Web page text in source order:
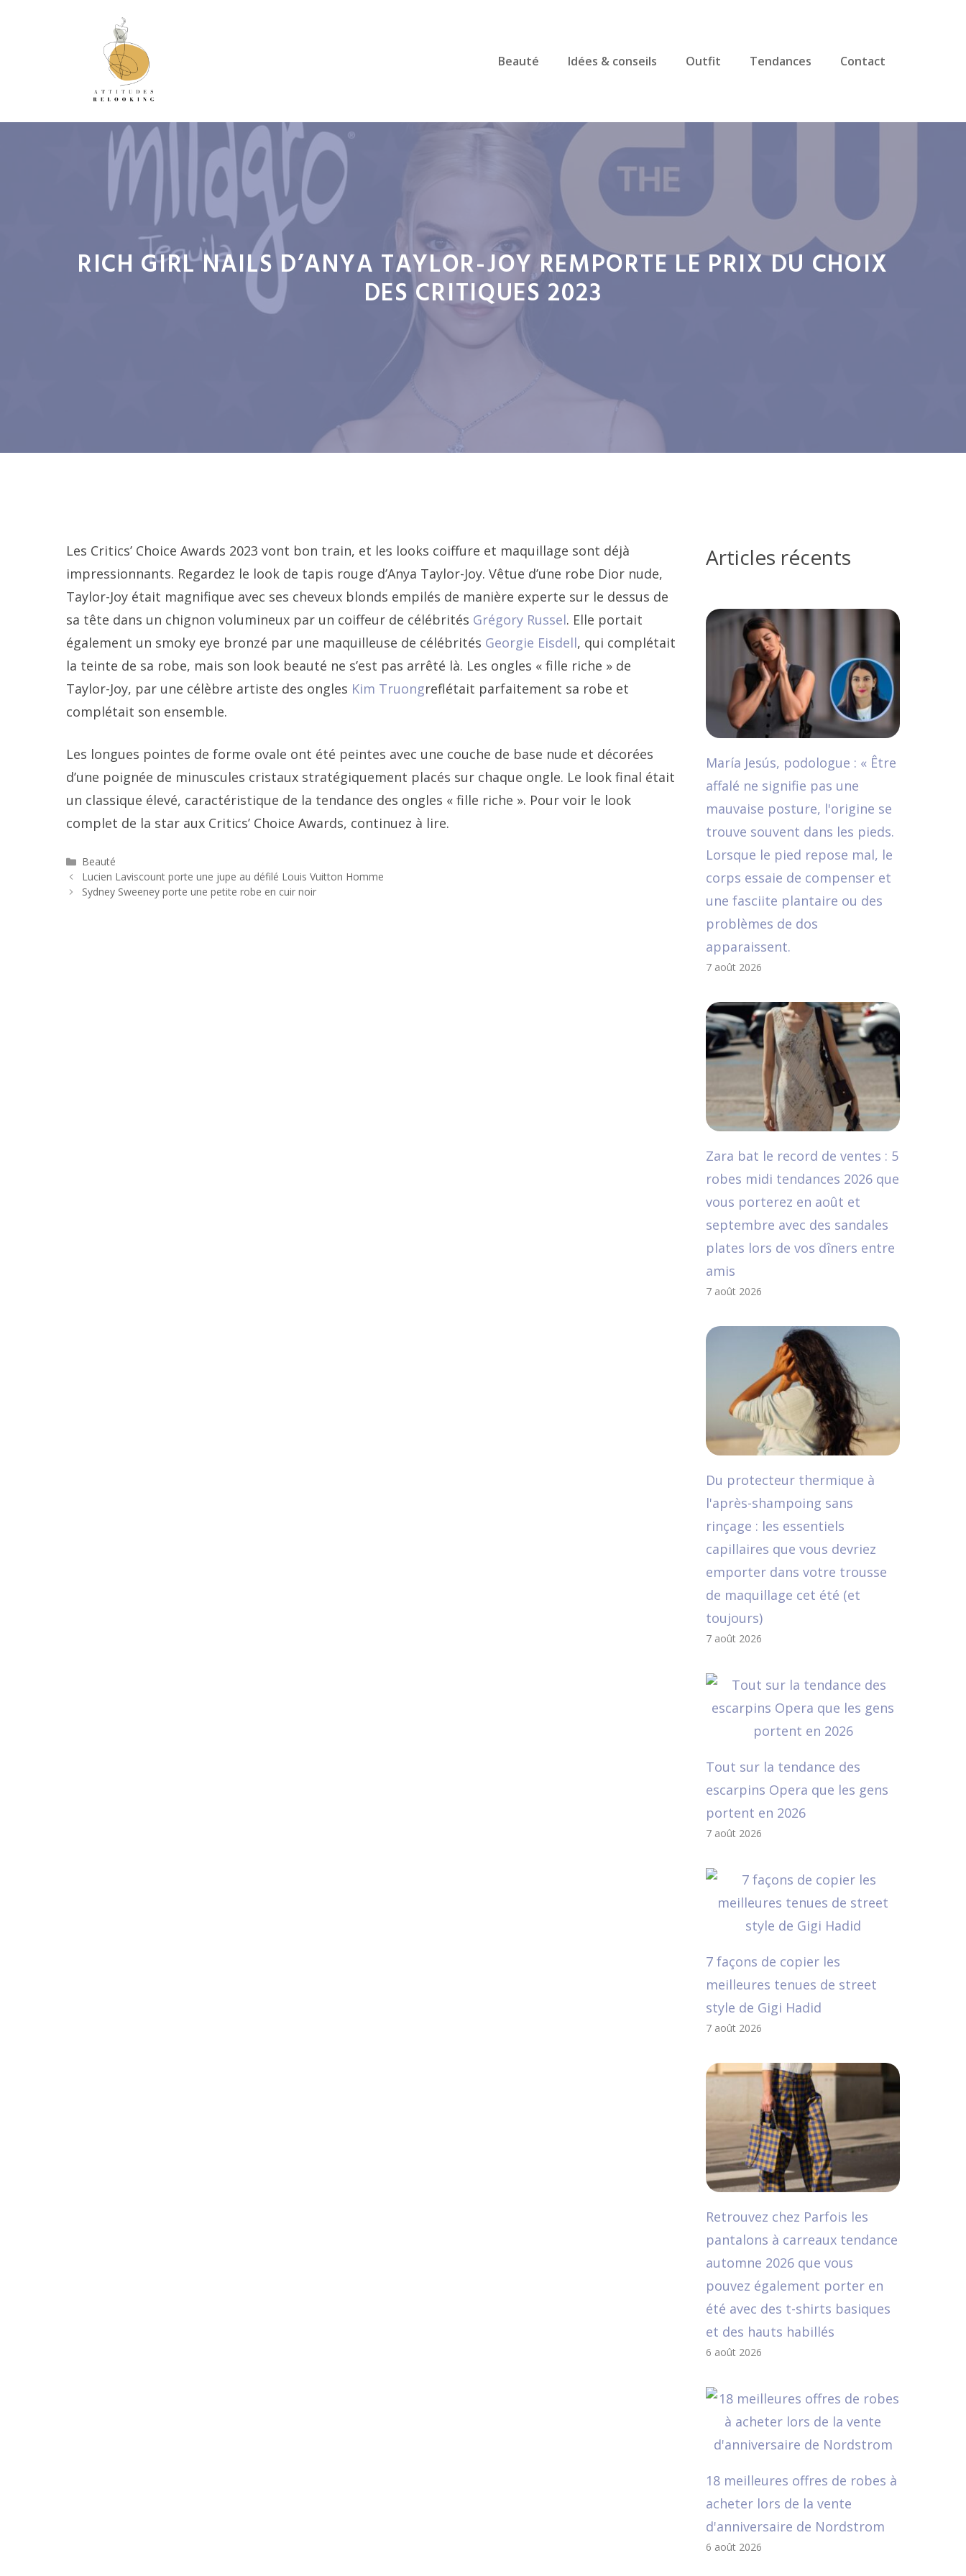
Beauté Idées & conseils Outfit Tendances Contact
RICH GIRL NAILS D’ANYA TAYLOR-JOY REMPORTE LE PRIX DU CHOIX
DES CRITIQUES 2023
Les Critics’ Choice Awards 2023 vont bon train, et les looks coiffure et maquillage sont déjà
impressionnants. Regardez le look de tapis rouge d’Anya Taylor-Joy. Vêtue d’une robe Dior nude,
Taylor-Joy était magnifique avec ses cheveux blonds empilés de manière experte sur le dessus de
sa tête dans un chignon volumineux par un coiffeur de célébrités Grégory Russel. Elle portait
également un smoky eye bronzé par une maquilleuse de célébrités Georgie Eisdell, qui complétait
la teinte de sa robe, mais son look beauté ne s’est pas arrêté là. Les ongles « fille riche » de
Taylor-Joy, par une célèbre artiste des ongles Kim Truongreflétait parfaitement sa robe et
complétait son ensemble.
Les longues pointes de forme ovale ont été peintes avec une couche de base nude et décorées
d’une poignée de minuscules cristaux stratégiquement placés sur chaque ongle. Le look final était
un classique élevé, caractéristique de la tendance des ongles « fille riche ». Pour voir le look
complet de la star aux Critics’ Choice Awards, continuez à lire.
Catégories
Beauté
Navigation
des
Lucien Laviscount porte une jupe au défilé Louis Vuitton Homme
Sydney Sweeney porte une petite robe en cuir noir
Articles récents
María Jesús, podologue : « Être
affalé ne signifie pas une
mauvaise posture, l'origine se
trouve souvent dans les pieds.
Lorsque le pied repose mal, le
corps essaie de compenser et
une fasciite plantaire ou des
problèmes de dos
apparaissent.
7 août 2026
Zara bat le record de ventes : 5
robes midi tendances 2026 que
vous porterez en août et
septembre avec des sandales
plates lors de vos dîners entre
amis
7 août 2026
Du protecteur thermique à
l'après-shampoing sans
rinçage : les essentiels
capillaires que vous devriez
emporter dans votre trousse
de maquillage cet été (et
toujours)
7 août 2026
Tout sur la tendance des
escarpins Opera que les gens
portent en 2026
7 août 2026
7 façons de copier les
meilleures tenues de street
style de Gigi Hadid
7 août 2026
Retrouvez chez Parfois les
pantalons à carreaux tendance
automne 2026 que vous
pouvez également porter en
été avec des t-shirts basiques
et des hauts habillés
6 août 2026
18 meilleures offres de robes à
acheter lors de la vente
d'anniversaire de Nordstrom
6 août 2026